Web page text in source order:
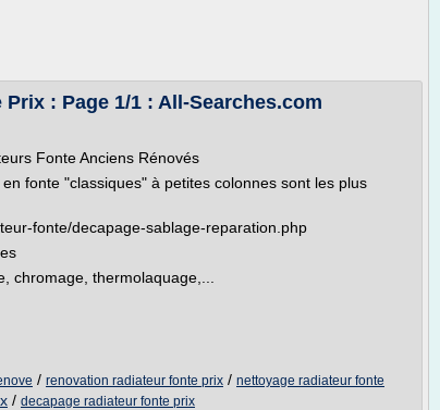
: Page 1/1 : All-Searches.com
Fonte Anciens Rénovés
fonte "classiques" à petites colonnes sont les plus
fonte/decapage-sablage-reparation.php
chromage, thermolaquage,...
/ renovation radiateur fonte prix / nettoyage radiateur fonte
/ decapage radiateur fonte prix